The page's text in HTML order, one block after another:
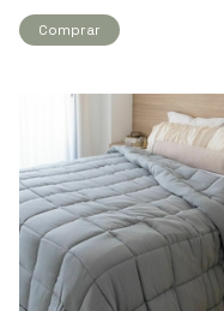
Comprar